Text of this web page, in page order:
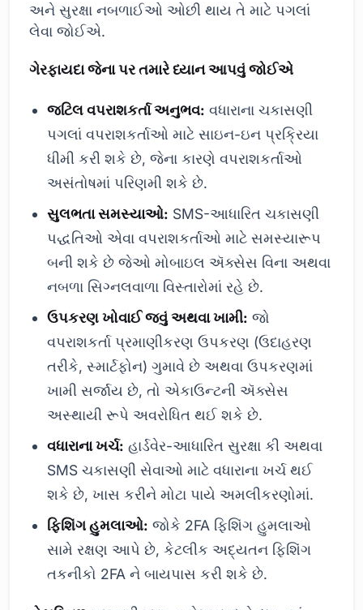
અને સુરક્ષા નબળાઈઓ ઓછી થાય તે માટે પગલાં
લેવા જોઈએ.
ગેરફાયદા જેના પર તમારે ધ્યાન આપવું જોઈએ
જટિલ વપરાશકર્તા અનુભવ: વધારાના ચકાસણી
પગલાં વપરાશકર્તાઓ માટે સાઇન-ઇન પ્રક્રિયા
ધીમી કરી શકે છે, જેના કારણે વપરાશકર્તાઓ
અસંતોષમાં પરિણમી શકે છે.
સુલભતા સમસ્યાઓ: SMS-આધારિત ચકાસણી
પદ્ધતિઓ એવા વપરાશકર્તાઓ માટે સમસ્યારૂપ
બની શકે છે જેઓ મોબાઇલ ઍક્સેસ વિના અથવા
નબળા સિગ્નલવાળા વિસ્તારોમાં રહે છે.
ઉપકરણ ખોવાઈ જવું અથવા ખામી: જો
વપરાશકર્તા પ્રમાણીકરણ ઉપકરણ (ઉદાહરણ
તરીકે, સ્માર્ટફોન) ગુમાવે છે અથવા ઉપકરણમાં
ખામી સર્જાય છે, તો એકાઉન્ટની ઍક્સેસ
અસ્થાયી રૂપે અવરોધિત થઈ શકે છે.
વધારાના ખર્ચ: હાર્ડવેર-આધારિત સુરક્ષા કી અથવા
SMS ચકાસણી સેવાઓ માટે વધારાના ખર્ચ થઈ
શકે છે, ખાસ કરીને મોટા પાયે અમલીકરણોમાં.
ફિશિંગ હુમલાઓ: જોકે 2FA ફિશિંગ હુમલાઓ
સામે રક્ષણ આપે છે, કેટલીક અદ્યતન ફિશિંગ
તકનીકો 2FA ને બાયપાસ કરી શકે છે.